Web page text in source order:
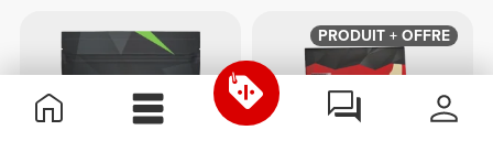
PRODUIT + OFFRE